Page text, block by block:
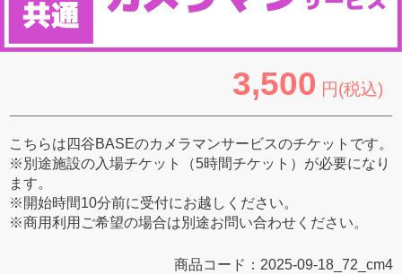
3,500 円(税込)
こちらは四谷BASEのカメラマンサービスのチケットです。
※別途施設の入場チケット（5時間チケット）が必要になり
ます。
※開始時間10分前に受付にお越しください。
※商用利用ご希望の場合は別途お問い合わせください。
商品コード： 2025-09-18_72_cm4